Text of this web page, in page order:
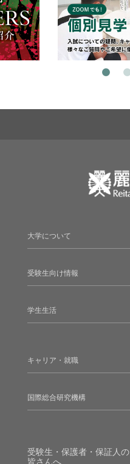
大学について
受験生向け情報
学生生活
キャリア・就職
国際総合研究機構
受験生・保護者・保証人の
皆さんへ